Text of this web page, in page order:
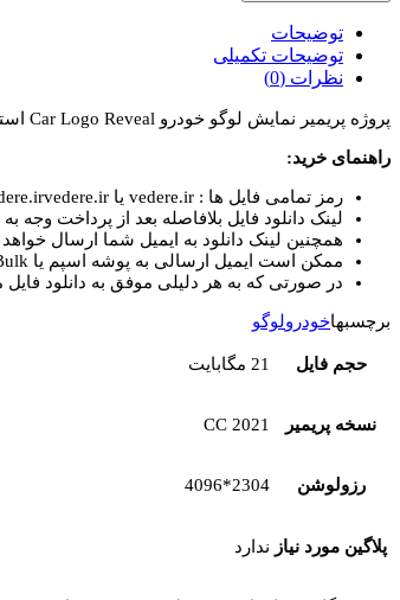
نمایش
لوگو
خودرو
Logo
عدد
توضیحات
توضیحات تکمیلی
نظرات (0)
پروژه پریمیر نمایش لوگو خودرو Car Logo Reveal استفاده از این پروژه و ویدیوهای موشن گرافیک برای ایجاد بهترین الگوهای معرفی لوگوی خودرو می‌باشد
راهنمای خرید:
رمز تمامی فایل ها : vedere.ir یا vedere.irvedere.ir می‌باشد
لینک دانلود فایل بلافاصله بعد از پرداخت وجه
همچنین لینک دانلود به ایمیل شما ارسال
ممکن است ایمیل ارسالی به پوشه اسپم یا Bulk ایمیل شما ارسال شده باشد.
در صورتی که به هر دلیلی موفق به دانلود فایل
برچسبهاخودرولوگو
حجم فایل 21 مگابایت
نسخه پریمیر CC 2021
رزولوشن 2304*4096
پلاگین مورد نیاز ندارد